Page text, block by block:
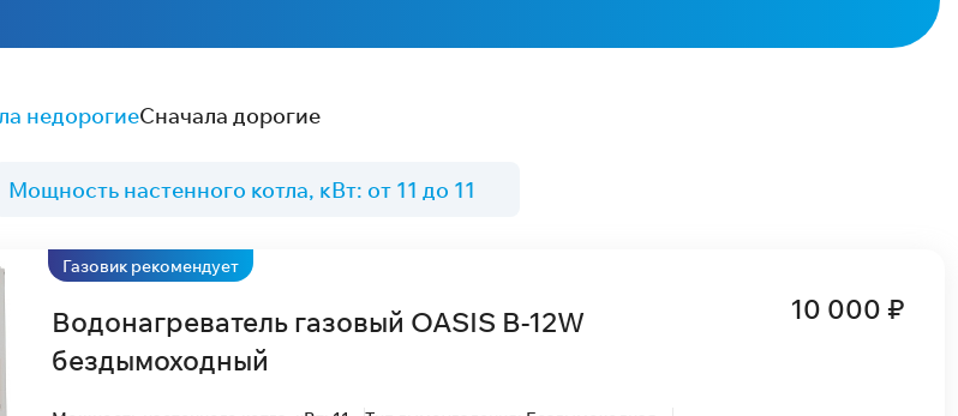
недорогиеСначала дорогие
Мощность настенного котла, кВт: от 11 до 11
Газовик рекомендует
Водонагреватель газовый OASIS В-12W
бездымоходный
10 000 ₽